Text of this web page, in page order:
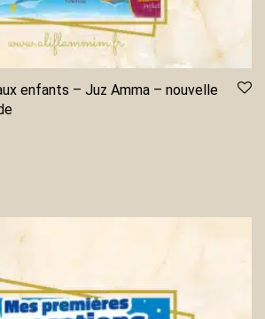
enfants – Juz Amma – nouvelle